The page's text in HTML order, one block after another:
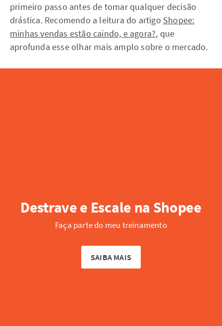
primeiro passo antes de tomar qualquer decisão
drástica. Recomendo a leitura do artigo Shopee:
minhas vendas estão caindo, e agora?, que
aprofunda esse olhar mais amplo sobre o mercado.
Destrave e Escale na Shopee
Faça parte do meu treinamento
SAIBA MAIS